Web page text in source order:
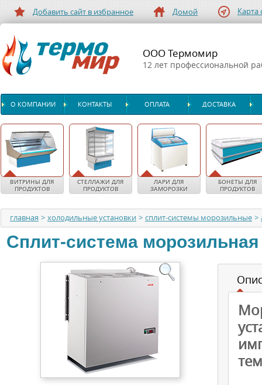
Добавить сайт в избранное Домой Карта
ООО Термомир
12 лет профессиональной
О КОМПАНИИ КОНТАКТЫ ОПЛАТА ДОСТАВКА
ВИТРИНЫ ДЛЯ
ПРОДУКТОВ
СТЕЛЛАЖИ ДЛЯ
ПРОДУКТОВ
ЛАРИ ДЛЯ
ЗАМОРОЗКИ
БОНЕТЫ ДЛЯ
ПРОДУКТОВ
главная > холодильные установки > сплит-системы морозильные >
Сплит-система морозильная